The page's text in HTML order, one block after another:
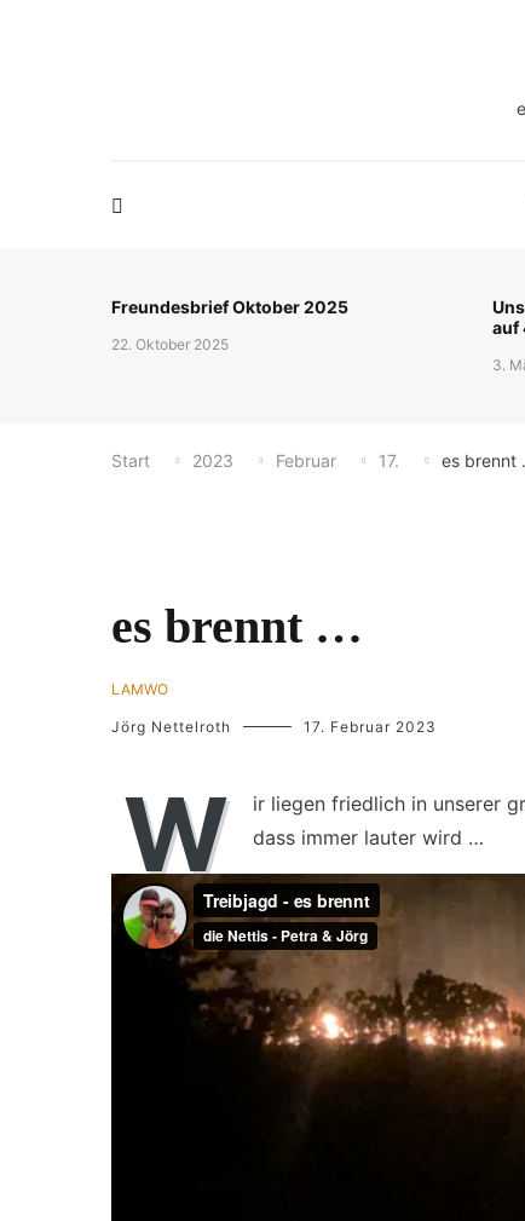
Freundesbrief Oktober 2025
22. Oktober 2025
auf
3.
Start 2023 Februar 17. es brennt
es brennt …
LAMWO
Jörg Nettelroth 17. Februar 2023
W
ir liegen friedlich in unserer
dass immer lauter wird …